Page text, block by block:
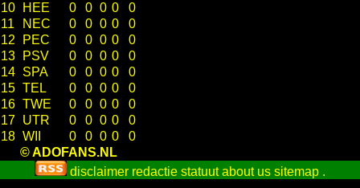
10
HEE 0 0 0 0
0
11
NEC 0 0 0 0
0
12
PEC 0 0 0 0
0
13
PSV 0 0 0 0
0
14 SPA 0 0 0 0
0
15 TEL 0 0 0 0
0
16 TWE 0 0 0 0
0
17 UTR 0 0 0 0
0
18 WII 0 0 0 0
0
© ADOFANS.NL
disclaimer redactie statuut about us sitemap .